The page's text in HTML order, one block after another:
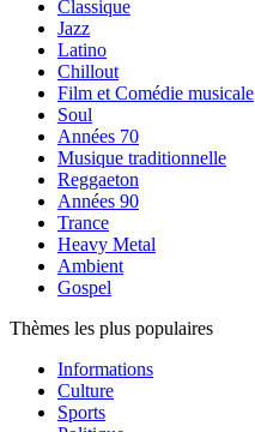
Classique
Jazz
Latino
Chillout
Film et Comédie musicale
Soul
Années 70
Musique traditionnelle
Reggaeton
Années 90
Trance
Heavy Metal
Ambient
Gospel
Thèmes les plus populaires
Informations
Culture
Sports